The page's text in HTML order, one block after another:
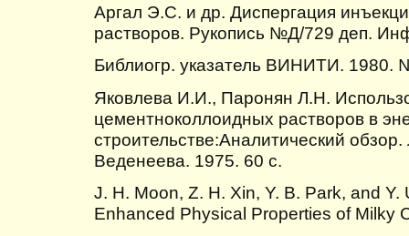
Аргал Э.С. и др. Диспергация
растворов. Рукопись №Д/729 деп.
Библиогр. указатель ВИНИТИ. 1980.
Яковлева И.И., Паронян Л.Н.
цементноколлоидных растворов в
строительстве:Аналитический
Веденеева. 1975. 60 с.
J. H. Moon, Z. H. Xin, Y. B. Park, and Y.
Enhanced Physical Properties of Milky